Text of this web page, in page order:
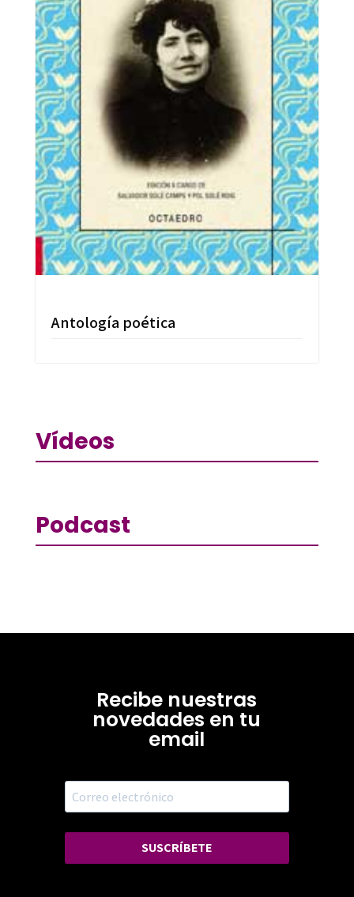
Antología poética
Vídeos
Podcast
Recibe nuestras
novedades en tu
email
SUSCRÍBETE